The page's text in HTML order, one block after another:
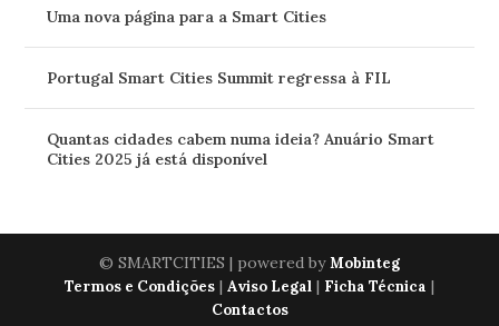
Uma nova página para a Smart Cities
Portugal Smart Cities Summit regressa à FIL
Quantas cidades cabem numa ideia? Anuário Smart
Cities 2025 já está disponível
© SMARTCITIES | powered byMobinteg
Termos e Condições | Aviso Legal | Ficha Técnica |
Contactos